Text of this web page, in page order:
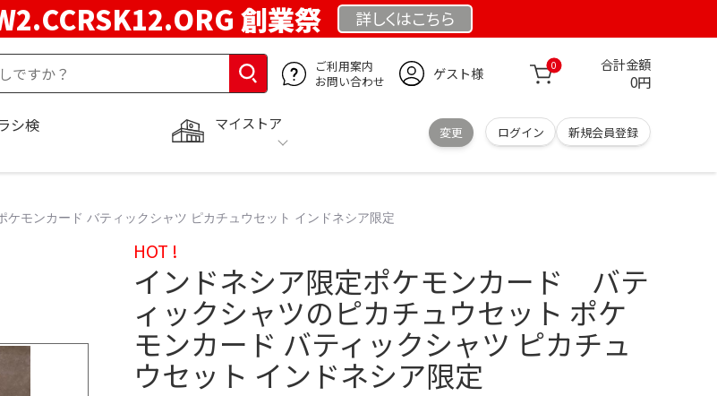
創業祭 詳しくはこちら
ご利用案内
お問い合わせ
ゲスト様 0 合計金額
0円
マイストア
変更 ログイン 新規会員登録
シ検
モンカード バティックシャツ ピカチュウセット インドネシア限定
HOT !
インドネシア限定ポケモンカード バテ
ィックシャツのピカチュウセット ポケ
モンカード バティックシャツ ピカチュ
ウセット インドネシア限定